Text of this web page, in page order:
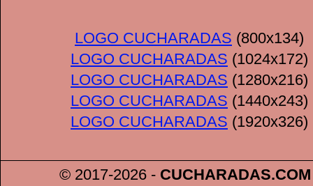
LOGO CUCHARADAS (800x134)
LOGO CUCHARADAS (1024x172)
LOGO CUCHARADAS (1280x216)
LOGO CUCHARADAS (1440x243)
LOGO CUCHARADAS (1920x326)
© 2017-2026 - CUCHARADAS.COM